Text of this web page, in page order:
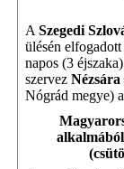
ASzegedi
ülésén
napos (3
szervez Nézsára
Nógrád megye) a